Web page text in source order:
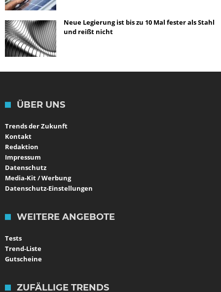
Neue Legierung ist bis zu 10 Mal fester als Stahl
und reißt nicht
ÜBER UNS
Trends der Zukunft
Kontakt
Redaktion
Impressum
Datenschutz
Media-Kit / Werbung
Datenschutz-Einstellungen
WEITERE ANGEBOTE
Tests
Trend-Liste
Gutscheine
ZUFÄLLIGE TRENDS